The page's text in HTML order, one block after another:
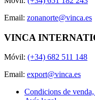
Email: zonanorte@vinca.es
VINCA
Móvil: (+34) 682 511 148
Email: export@vinca.es
Condicions de